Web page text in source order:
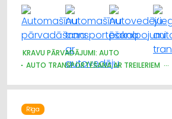
KRAVU PĀRVADĀJUMI: AUTO
AUTO TRANSPORTĒŠANA AR TREILERIEM
Rīga